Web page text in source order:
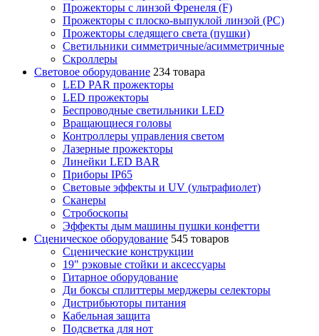
Прожекторы с линзой Френеля (F)
Прожекторы с плоско-выпуклой линзой (PC)
Прожекторы следящего света (пушки)
Светильники симметричные/асимметричные
Скроллеры
Световое оборудование 234 товара
LED PAR прожекторы
LED прожекторы
Беспроводные светильники LED
Вращающиеся головы
Контроллеры управления светом
Лазерные прожекторы
Линейки LED BAR
Приборы IP65
Световые эффекты и UV (ультрафиолет)
Сканеры
Стробоскопы
Эффекты дым машины пушки конфетти
Сценическое оборудование 545 товаров
Сценические конструкции
19" рэковые стойки и аксесcуары
Гитарное оборудование
Ди боксы сплиттеры мерджеры селекторы
Дистрибьюторы питания
Кабельная защита
Подсветка для нот